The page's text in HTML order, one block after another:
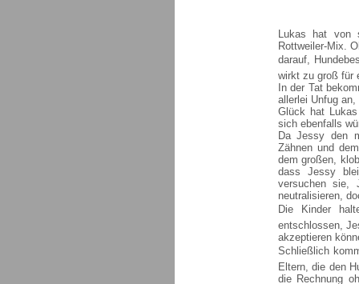
Lukas hat von
Rottweiler-Mix.
darauf,
wirkt zu groß für
In der Tat
allerlei Unfug
Glück hat
sich ebenfalls
Da Jessy den
Zähnen und
dem großen,
dass Jessy
versuchen sie,
neutralisieren,
Die Kinder
entschlossen,
akzeptieren
Schließlich
Eltern, die den
die Rechnung